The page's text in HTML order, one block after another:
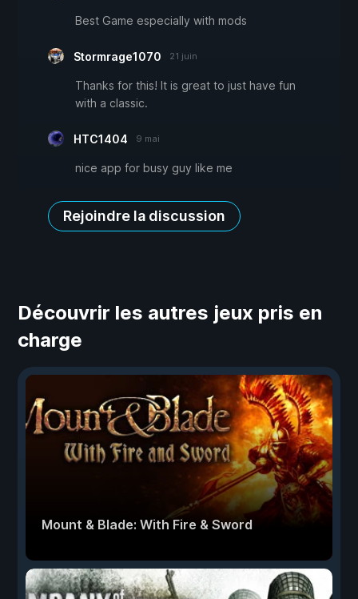
Best Game especially with mods
Stormrage1070 21 juin
Thanks for this! It is great to just have fun
with a classic.
HTC1404 9 mai
nice app for busy guy like me
Rejoindre la discussion
Découvrir les autres jeux pris en
charge
Mount & Blade: With Fire & Sword